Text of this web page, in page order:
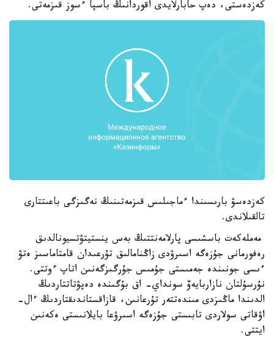
كەزدەستى، دەپ حابارلايدى اقوردانىڭ باسپا ءسوز قىزمەتى.
كەزدەسۋ بارىسىندا ءماجىلىس قىزمەتىنىڭ نەگىزگى باعىتتارى
تالقىلاندى.
مەملەكەت باسشىسى پارلامەنتتىڭ بەس ينستيتۋتسيونالدىق
رەفورمانى جۇزەگە اسىرۋدى زاڭنامالىق تۇرعىدان قامتاماسىز ەتۋ
ءىسى جونىندە جەمىستى جۇمىس جۇرگىزگەنىن اتاپ ءوتتى.
نۇرسۇلتان نازاربايەۆ سونداي- اق بۇگىندە دەپۋتاتتاردىڭ
الدىندا ماڭىزدى مىندەتتەر تۇرعانىن، قازاقستاندىقتاردىڭ ءال-
اۋقاتى سولاردى تابىستى جۇزەگە اسىرۋعا بايلانىستى ەكەنىن
ايتتى.